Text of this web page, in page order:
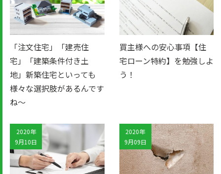
「注文住宅」「建売住
宅」「建築条件付き土
地」新築住宅といっても
様々な選択肢があるんです
ね～
買主様への安心事項【住
宅ローン特約】を勉強しよ
う！
2020年
9月10日
2020年
9月09日